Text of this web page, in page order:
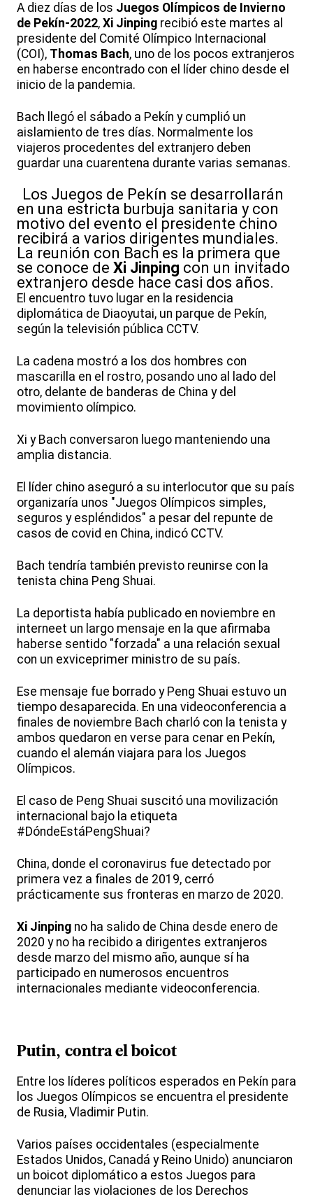
A diez días de los Juegos Olímpicos de Invierno
de Pekín-2022, Xi Jinping recibió este martes al
presidente del Comité Olímpico Internacional
(COI), Thomas Bach, uno de los pocos extranjeros
en haberse encontrado con el líder chino desde el
inicio de la pandemia.
Bach llegó el sábado a Pekín y cumplió un
aislamiento de tres días. Normalmente los
viajeros procedentes del extranjero deben
guardar una cuarentena durante varias semanas.
Los Juegos de Pekín se desarrollarán
en una estricta burbuja sanitaria y con
motivo del evento el presidente chino
recibirá a varios dirigentes mundiales.
La reunión con Bach es la primera que
se conoce de Xi Jinping con un invitado
extranjero desde hace casi dos años.
El encuentro tuvo lugar en la residencia
diplomática de Diaoyutai, un parque de Pekín,
según la televisión pública CCTV.
La cadena mostró a los dos hombres con
mascarilla en el rostro, posando uno al lado del
otro, delante de banderas de China y del
movimiento olímpico.
Xi y Bach conversaron luego manteniendo una
amplia distancia.
El líder chino aseguró a su interlocutor que su país
organizaría unos "Juegos Olímpicos simples,
seguros y espléndidos" a pesar del repunte de
casos de covid en China, indicó CCTV.
Bach tendría también previsto reunirse con la
tenista china Peng Shuai.
La deportista había publicado en noviembre en
interneet un largo mensaje en la que afirmaba
haberse sentido "forzada" a una relación sexual
con un exviceprimer ministro de su país.
Ese mensaje fue borrado y Peng Shuai estuvo un
tiempo desaparecida. En una videoconferencia a
finales de noviembre Bach charló con la tenista y
ambos quedaron en verse para cenar en Pekín,
cuando el alemán viajara para los Juegos
Olímpicos.
El caso de Peng Shuai suscitó una movilización
internacional bajo la etiqueta
#DóndeEstáPengShuai?
China, donde el coronavirus fue detectado por
primera vez a finales de 2019, cerró
prácticamente sus fronteras en marzo de 2020.
Xi Jinping no ha salido de China desde enero de
2020 y no ha recibido a dirigentes extranjeros
desde marzo del mismo año, aunque sí ha
participado en numerosos encuentros
internacionales mediante videoconferencia.
Putin, contra el boicot
Entre los líderes políticos esperados en Pekín para
los Juegos Olímpicos se encuentra el presidente
de Rusia, Vladimir Putin.
Varios países occidentales (especialmente
Estados Unidos, Canadá y Reino Unido) anunciaron
un boicot diplomático a estos Juegos para
denunciar las violaciones de los Derechos